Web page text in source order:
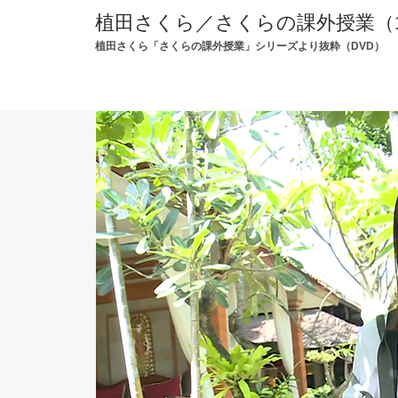
植田さくら／さくらの課外授業
植田さくら「さくらの課外授業」シリーズより抜粋（DVD）